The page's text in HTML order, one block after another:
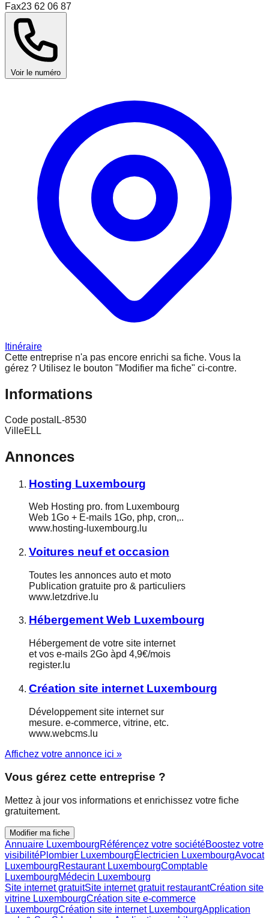
Fax23 62 06 87
Voir le numéro
Itinéraire
Cette entreprise n'a pas encore enrichi sa fiche. Vous la
gérez ? Utilisez le bouton "Modifier ma fiche" ci-contre.
Informations
Code postal L-8530
VilleELL
Annonces
Hosting Luxembourg
Web Hosting pro. from Luxembourg
Web 1Go + E-mails 1Go, php, cron,..
www.hosting-luxembourg.lu
Voitures neuf et occasion
Toutes les annonces auto et moto
Publication gratuite pro & particuliers
www.letzdrive.lu
Hébergement Web Luxembourg
Hébergement de votre site internet
et vos e-mails 2Go àpd 4,9€/mois
register.lu
Création site internet Luxembourg
Développement site internet sur
mesure. e-commerce, vitrine, etc.
www.webcms.lu
Affichez votre annonce ici »
Vous gérez cette entreprise ?
Mettez à jour vos informations et enrichissez votre fiche
gratuitement.
Modifier ma fiche
Annuaire LuxembourgRéférencez votre sociétéBoostez votre
visibilitéPlombier LuxembourgÉlectricien LuxembourgAvocat
LuxembourgRestaurant LuxembourgComptable
LuxembourgMédecin Luxembourg
Site internet gratuitSite internet gratuit restaurantCréation site
vitrine LuxembourgCréation site e-commerce
LuxembourgCréation site internet LuxembourgApplication